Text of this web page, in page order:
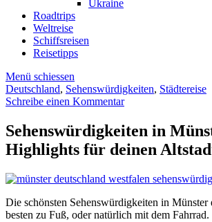
Ukraine
Roadtrips
Weltreise
Schiffsreisen
Reisetipps
Menü schiessen
Deutschland, Sehenswürdigkeiten, Städtereise
Schreibe einen Kommentar
Sehenswürdigkeiten in
Highlights für deinen
Die schönsten Sehenswürdigkeiten in Münster
besten zu Fuß, oder natürlich mit dem Fahrrad.